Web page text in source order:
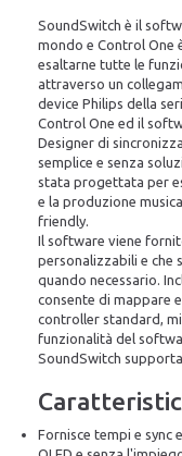
SoundSwitch è il
mondo e Control One
esaltarne tutte le
attraverso un
device Philips della
Control One ed il
Designer di
semplice e senza
stata progettata per
e la produzione
friendly.
Il software viene
personalizzabili e che
quando necessario.
consente di mappare
controller standard,
funzionalità del
SoundSwitch
Fornisce tempi e sync